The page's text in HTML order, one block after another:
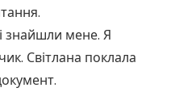
знайшли мене. Я
Світлана поклала